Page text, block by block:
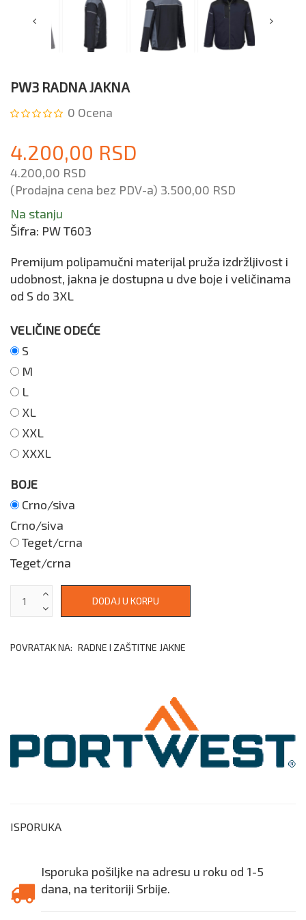
PW3 RADNA JAKNA
0 Ocena
4.200,00 RSD
4.200,00 RSD
(Prodajna cena bez PDV-a) 3.500,00 RSD
Na stanju
Šifra: PW T603
Premijum polipamučni materijal pruža izdržljivost i
udobnost, jakna je dostupna u dve boje i veličinama
od S do 3XL
VELIČINE ODEĆE
S
M
L
XL
XXL
XXXL
BOJE
Crno/siva
Crno/siva
Teget/crna
Teget/crna
POVRATAK NA: RADNE I ZAŠTITNE JAKNE
ISPORUKA
Isporuka pošiljke na adresu u roku od 1-5
dana, na teritoriji Srbije.